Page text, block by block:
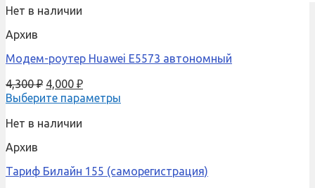
Нет в наличии
Архив
Модем-роутер Huawei E5573 автономный
4,300₽ 4,000 ₽
Выберите параметры
Нет в наличии
Архив
Тариф Билайн 155 (саморегистрация)